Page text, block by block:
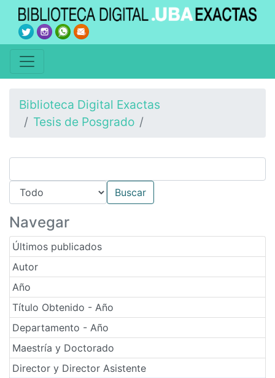
Biblioteca Digital Exactas
Tesis de Posgrado
Navegar
Últimos publicados
Autor
Año
Título Obtenido - Año
Departamento - Año
Maestría y Doctorado
Director y Director Asistente